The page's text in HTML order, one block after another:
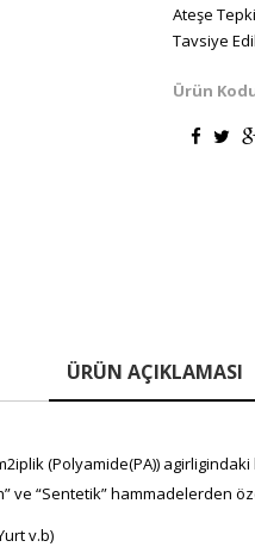
Ateşe
Tavsiye
Ürün
ÜRÜN AÇIKLAMASI
(Polyamide(PA))
ve “Sentetik” hammadelerden
v.b)